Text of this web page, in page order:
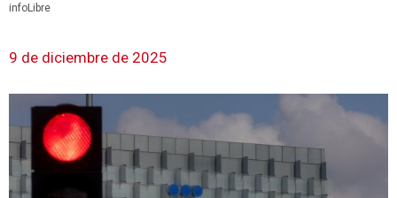
infoLibre
9 de diciembre de 2025